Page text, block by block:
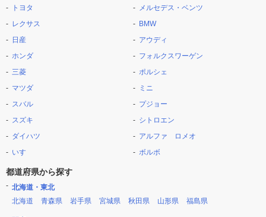
トヨタ
レクサス
日産
ホンダ
三菱
マツダ
スバル
スズキ
ダイハツ
いすゞ
メルセデス・ベンツ
BMW
アウディ
フォルクスワーゲン
ポルシェ
ミニ
プジョー
シトロエン
アルファ ロメオ
ボルボ
都道府県から探す
北海道・東北
北海道
青森県 岩手県 宮城県 秋田県 山形県 福島県